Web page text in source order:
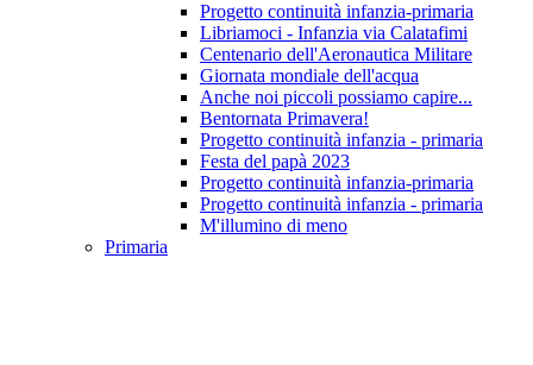
Progetto continuità infanzia-primaria
Libriamoci - Infanzia via Calatafimi
Centenario dell'Aeronautica Militare
Giornata mondiale dell'acqua
Anche noi piccoli possiamo capire...
Bentornata Primavera!
Progetto continuità infanzia - primaria
Festa del papà 2023
Progetto continuità infanzia-primaria
Progetto continuità infanzia - primaria
M'illumino di meno
Primaria